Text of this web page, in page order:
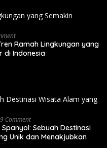
Ramah Lingkungan yang
di Indonesia
Comment
Sebuah Destinasi
Unik dan Menakjubkan